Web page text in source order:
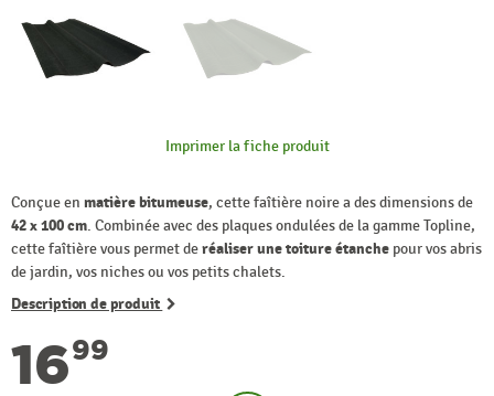
Imprimer la fiche produit
Conçue en matière bitumeuse, cette faîtière noire a des dimensions de
42 x 100 cm. Combinée avec des plaques ondulées de la gamme Topline,
cette faîtière vous permet deréaliser une toiture étanche pour vos abris
de jardin, vos niches ou vos petits chalets.
Description de produit
1699